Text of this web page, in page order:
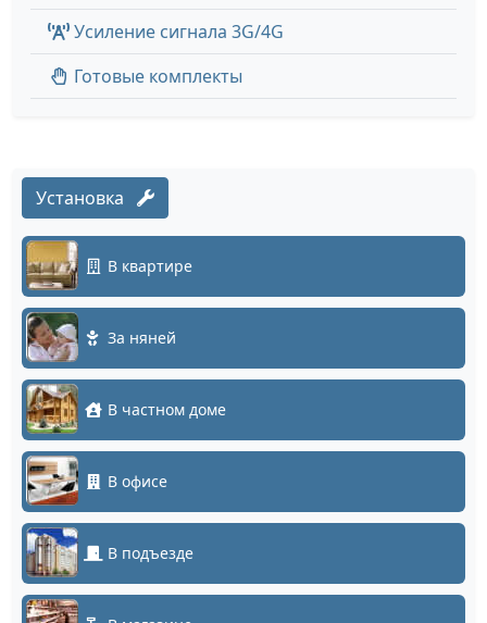
Усиление сигнала 3G/4G
Готовые комплекты
Установка
В квартире
За няней
В частном доме
В офисе
В подъезде